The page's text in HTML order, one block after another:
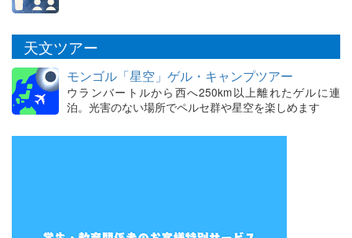
天文ツアー
モンゴル「星空」ゲル・キャンプツアー
ウランバートルから西へ250km以上離れたゲルに連
泊。光害のない場所でペルセ群や星空を楽しめます